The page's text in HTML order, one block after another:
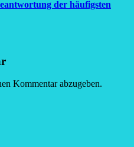
der häufigsten
Kommentar abzugeben.